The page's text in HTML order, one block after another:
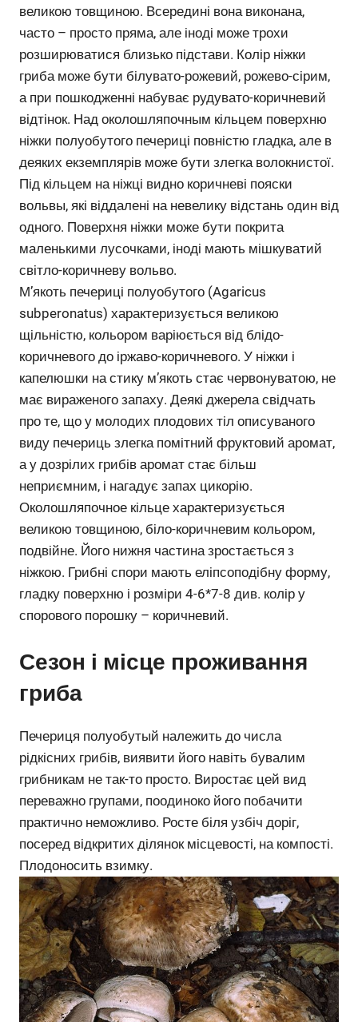
великою товщиною. Всередині вона виконана,
часто – просто пряма, але іноді може трохи
розширюватися близько підстави. Колір ніжки
гриба може бути білувато-рожевий, рожево-сірим,
а при пошкодженні набуває рудувато-коричневий
відтінок. Над околошляпочным кільцем поверхню
ніжки полуобутого печериці повністю гладка, але в
деяких екземплярів може бути злегка волокнистої.
Під кільцем на ніжці видно коричневі пояски
вольвы, які віддалені на невелику відстань один від
одного. Поверхня ніжки може бути покрита
маленькими лусочками, іноді мають мішкуватий
світло-коричневу вольво.
М’якоть печериці полуобутого (Agaricus
subperonatus) характеризується великою
щільністю, кольором варіюється від блідо-
коричневого до іржаво-коричневого. У ніжки і
капелюшки на стику м’якоть стає червонуватою, не
має вираженого запаху. Деякі джерела свідчать
про те, що у молодих плодових тіл описуваного
виду печериць злегка помітний фруктовий аромат,
а у дозрілих грибів аромат стає більш
неприємним, і нагадує запах цикорію.
Околошляпочное кільце характеризується
великою товщиною, біло-коричневим кольором,
подвійне. Його нижня частина зростається з
ніжкою. Грибні спори мають еліпсоподібну форму,
гладку поверхню і розміри 4-6*7-8 див. колір у
спорового порошку – коричневий.
Сезон і місце проживання
гриба
Печериця полуобутый належить до числа
рідкісних грибів, виявити його навіть бувалим
грибникам не так-то просто. Виростає цей вид
переважно групами, поодиноко його побачити
практично неможливо. Росте біля узбіч доріг,
посеред відкритих ділянок місцевості, на компості.
Плодоносить взимку.